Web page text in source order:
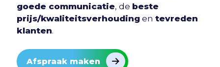
goede communicatie, de beste
prijs/kwaliteitsverhoudingen tevreden
klanten.
Afspraak maken